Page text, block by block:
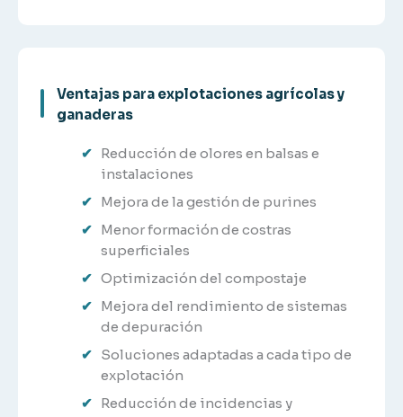
Ventajas para explotaciones agrícolas y
ganaderas
Reducción de olores en balsas e
instalaciones
Mejora de la gestión de purines
Menor formación de costras
superficiales
Optimización del compostaje
Mejora del rendimiento de sistemas
de depuración
Soluciones adaptadas a cada tipo de
explotación
Reducción de incidencias y